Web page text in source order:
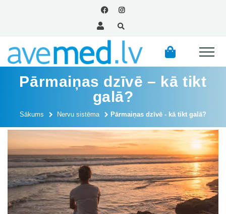
Pārmaiņas dzīvē – kā tikt
galā?
Sākums Nervu sistēma Pārmaiņas dzīvē - kā tikt galā?